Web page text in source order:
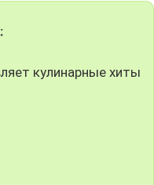
кулинарные хиты